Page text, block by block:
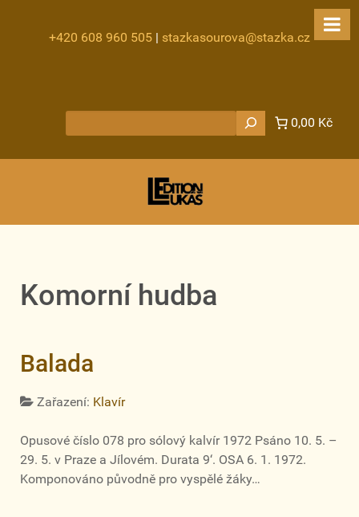
+420 608 960 505 | stazkasourova@stazka.cz
0,00 Kč
Komorní hudba
Balada
Zařazení: Klavír
Opusové číslo 078 pro sólový kalvír 1972 Psáno 10. 5. –
29. 5. v Praze a Jílovém. Durata 9‘. OSA 6. 1. 1972.
Komponováno původně pro vyspělé žáky…